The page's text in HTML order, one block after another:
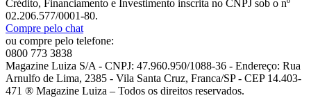
Crédito, Financiamento e Investimento inscrita no CNPJ sob o nº
02.206.577/0001-80.
Compre pelo chat
ou compre pelo telefone:
0800 773 3838
Magazine Luiza S/A - CNPJ: 47.960.950/1088-36 - Endereço: Rua
Arnulfo de Lima, 2385 - Vila Santa Cruz, Franca/SP - CEP 14.403-
471 ® Magazine Luiza – Todos os direitos reservados.